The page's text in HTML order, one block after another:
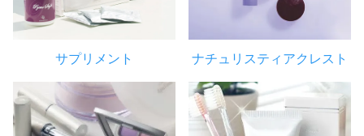
サプリメント ナチュリスティアクレスト